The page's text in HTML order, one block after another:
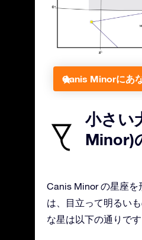
Canis Minorにあ
小さい
Minor)
Canis Minor の星座を
は、目立って明るい
な星は以下の通りです